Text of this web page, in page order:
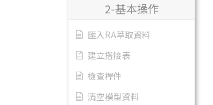
2-基本操作
匯入RA萃取資料
建立搭接表
檢查桿件
清空模型資料